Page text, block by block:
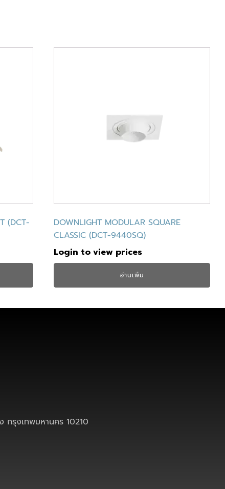
(DCT-
DOWNLIGHT MODULAR SQUARE
CLASSIC (DCT-9440SQ)
Login to view prices
อ่านเพิ่ม
กรุงเทพมหานคร 10210